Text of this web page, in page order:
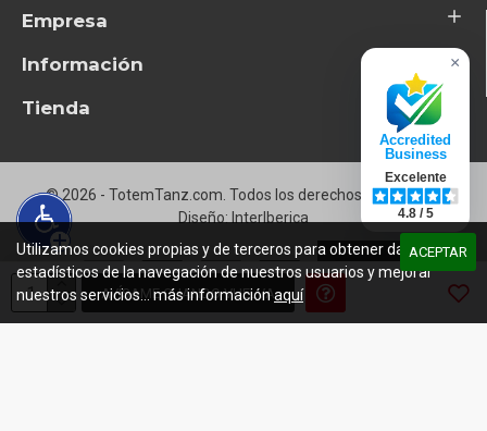
AVÍSAME CUANDO VUELVA
Empresa
Información
Tienda
© 2026 - TotemTanz.com. Todos los derechos reservados
Diseño: InterIberica
ACEPTAR
Utilizamos cookies propias y de terceros para obtener datos
estadísticos de la navegación de nuestros usuarios y mejorar
nuestros servicios... más informaciónaquí
×
Accredited
Business
Excelente
4.8 / 5